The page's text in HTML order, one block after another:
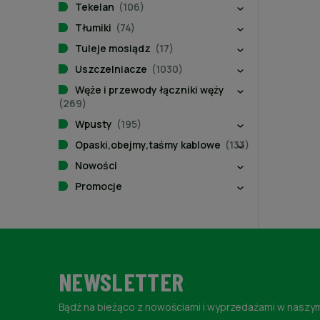
Tekelan (106)
Tłumiki (74)
Tuleje mosiądz (17)
Uszczelniacze (1030)
Węże i przewody łączniki węży
(269)
Wpusty (195)
Opaski,obejmy,taśmy kablowe (133)
Nowości
Promocje
NEWSLETTER
Bądź na bieżąco z nowościami i wyprzedażami w